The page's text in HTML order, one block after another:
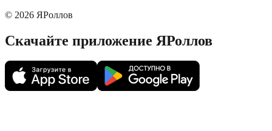
© 2026 ЯРоллов
Скачайте приложение ЯРоллов